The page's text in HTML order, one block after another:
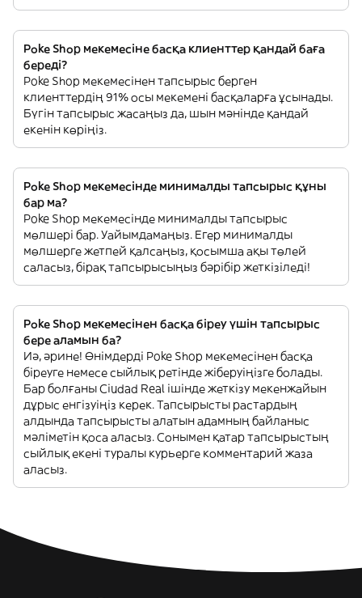
Poke Shop мекемесіне басқа клиенттер қандай баға
береді?
Poke Shop мекемесінен тапсырыс берген
клиенттердің 91% осы мекемені басқаларға ұсынады.
Бүгін тапсырыс жасаңыз да, шын мәнінде қандай
екенін көріңіз.
Poke Shop мекемесінде минималды тапсырыс құны
бар ма?
Poke Shop мекемесінде минималды тапсырыс
мөлшері бар. Уайымдамаңыз. Егер минималды
мөлшерге жетпей қалсаңыз, қосымша ақы төлей
саласыз, бірақ тапсырысыңыз бәрібір жеткізіледі!
Poke Shop мекемесінен басқа біреу үшін тапсырыс
бере аламын ба?
Иә, әрине! Өнімдерді Poke Shop мекемесінен басқа
біреуге немесе сыйлық ретінде жіберуіңізге болады.
Бар болғаны Ciudad Real ішінде жеткізу мекенжайын
дұрыс енгізуіңіз керек. Тапсырысты растардың
алдында тапсырысты алатын адамның байланыс
мәліметін қоса аласыз. Сонымен қатар тапсырыстың
сыйлық екені туралы курьерге комментарий жаза
аласыз.